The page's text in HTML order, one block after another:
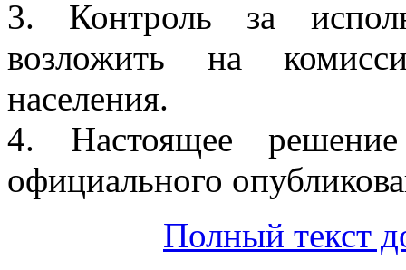
3. Контроль за
возложить на
населения.
4. Настоящее
официального
Полный текст